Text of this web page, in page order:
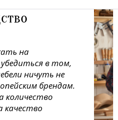
на
в том,
ничуть не
брендам.
количество
качество